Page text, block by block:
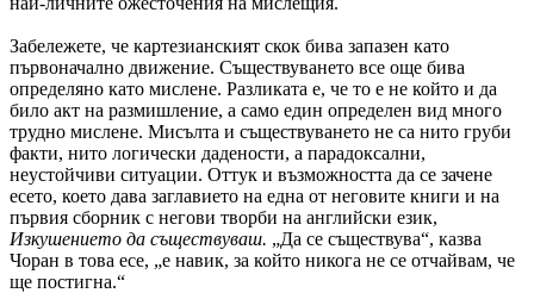
Забележете, че картезианският скок бива запазен като
първоначално движение. Съществуването все още бива
определяно като мислене. Разликата е, че то е не който и да
било акт на размишление, а само един определен вид много
трудно мислене. Мисълта и съществуването не са нито груби
факти, нито логически дадености, а парадоксални,
неустойчиви ситуации. Оттук и възможността да се зачене
есето, което дава заглавието на една от неговите книги и на
първия сборник с негови творби на английски език,
Изкушението да съществуваш. „Да се съществува“, казва
Чоран в това есе, „е навик, за който никога не се отчайвам, че
ще постигна.“